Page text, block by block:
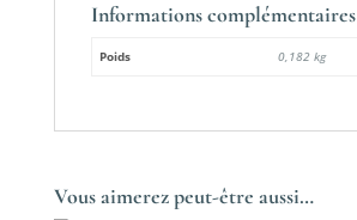
Informations complémentaires
Poids 0,182 kg
Vous aimerez peut-être aussi…